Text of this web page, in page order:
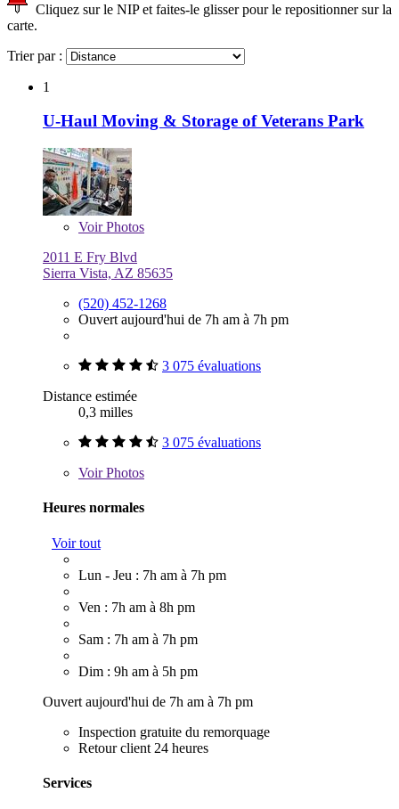
Cliquez sur le NIP et faites-le glisser pour le repositionner sur la
carte.
Trier par :
1
U-Haul Moving & Storage of Veterans Park
VoirPhotos
2011 E Fry Blvd
Sierra Vista, AZ 85635
(520) 452-1268
Ouvert aujourd'hui de 7h am à 7h pm
3 075 évaluations
Distance estimée
0,3 milles
3 075 évaluations
VoirPhotos
Heures normales
Voir tout
Lun - Jeu : 7h am à 7h pm
Ven : 7h am à 8h pm
Sam : 7h am à 7h pm
Dim : 9h am à 5h pm
Ouvert aujourd'hui de 7h am à 7h pm
Inspection gratuite du remorquage
Retour client 24 heures
Services